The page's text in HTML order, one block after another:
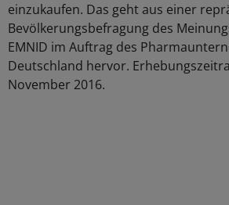
einzukaufen. Das geht aus einer
Bevölkerungsbefragung des
EMNID im Auftrag des
Deutschland hervor.
November 2016.